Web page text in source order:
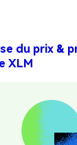
du prix &
XLM